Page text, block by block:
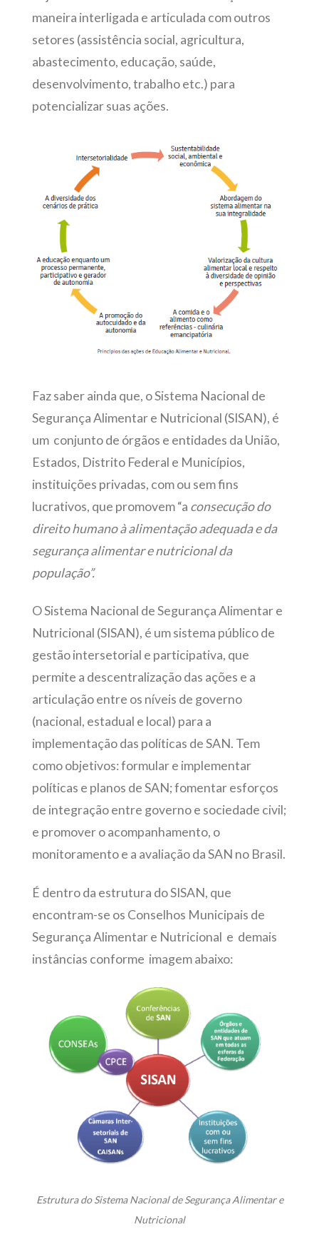
maneira interligada e articulada com outros
setores (assistência social, agricultura,
abastecimento, educação, saúde,
desenvolvimento, trabalho etc.) para
potencializar suas ações.
Faz saber ainda que, o Sistema Nacional de
Segurança Alimentar e Nutricional (SISAN), é
um conjunto de órgãos e entidades da União,
Estados, Distrito Federal e Municípios,
instituições privadas, com ou sem fins
lucrativos, que promovem “a consecução do
direito humano à alimentação adequada e da
segurança alimentar e nutricional da
população”.
O Sistema Nacional de Segurança Alimentar e
Nutricional (SISAN), é um sistema público de
gestão intersetorial e participativa, que
permite a descentralização das ações e a
articulação entre os níveis de governo
(nacional, estadual e local) para a
implementação das políticas de SAN. Tem
como objetivos: formular e implementar
políticas e planos de SAN; fomentar esforços
de integração entre governo e sociedade civil;
e promover o acompanhamento, o
monitoramento e a avaliação da SAN no Brasil.
É dentro da estrutura do SISAN, que
encontram-se os Conselhos Municipais de
Segurança Alimentar e Nutricional e demais
instâncias conforme imagem abaixo:
Estrutura do Sistema Nacional de Segurança Alimentar e
Nutricional